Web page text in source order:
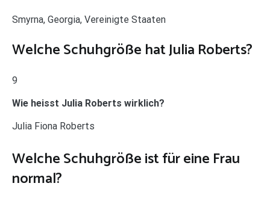
Smyrna, Georgia, Vereinigte Staaten
Welche Schuhgröße hat Julia Roberts?
9
Wie heisst Julia Roberts wirklich?
Julia Fiona Roberts
Welche Schuhgröße ist für eine Frau
normal?